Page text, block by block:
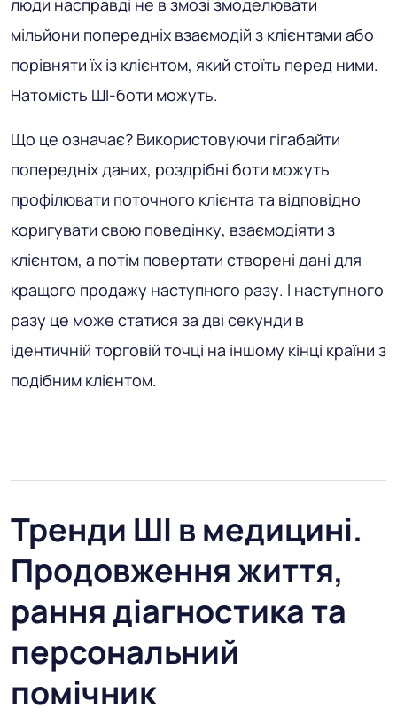
люди насправді не в змозі змоделювати
мільйони попередніх взаємодій з клієнтами або
порівняти їх із клієнтом, який стоїть перед ними.
Натомість ШІ-боти можуть.
Що це означає? Використовуючи гігабайти
попередніх даних, роздрібні боти можуть
профілювати поточного клієнта та відповідно
коригувати свою поведінку, взаємодіяти з
клієнтом, а потім повертати створені дані для
кращого продажу наступного разу. І наступного
разу це може статися за дві секунди в
ідентичній торговій точці на іншому кінці країни з
подібним клієнтом.
Тренди ШІ в медицині.
Продовження життя,
рання діагностика та
персональний
помічник